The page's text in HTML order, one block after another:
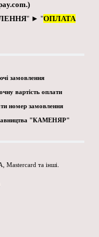
.)
" ► "ОПЛАТА
замовлення
вартість оплати
номер замовлення
"КАМЕНЯР"
Mastercard та інші.